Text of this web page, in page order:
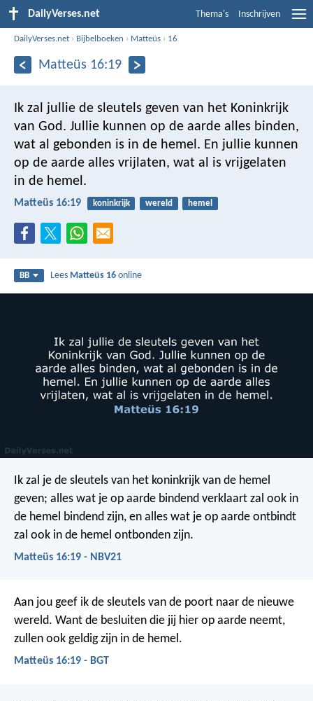
DailyVerses.net Thema's Inschrijven
DailyVerses.net › Bijbelboeken › Matteüs › 16
Matteüs 16:19
Ik zal jullie de sleutels geven van het Koninkrijk
van God. Jullie kunnen op de aarde alles binden,
wat al gebonden is in de hemel. En jullie kunnen
op de aarde alles vrijlaten, wat al is vrijgelaten
in de hemel.
Matteüs 16:19 koninkrijk wereld hemel
BB Lees Matteüs 16 online
Ik zal je de sleutels van het koninkrijk van de hemel
geven; alles wat je op aarde bindend verklaart zal ook in
de hemel bindend zijn, en alles wat je op aarde ontbindt
zal ook in de hemel ontbonden zijn.
Matteüs 16:19 - NBV21
Aan jou geef ik de sleutels van de poort naar de nieuwe
wereld. Want de besluiten die jij hier op aarde neemt,
zullen ook geldig zijn in de hemel.
Matteüs 16:19 - BGT